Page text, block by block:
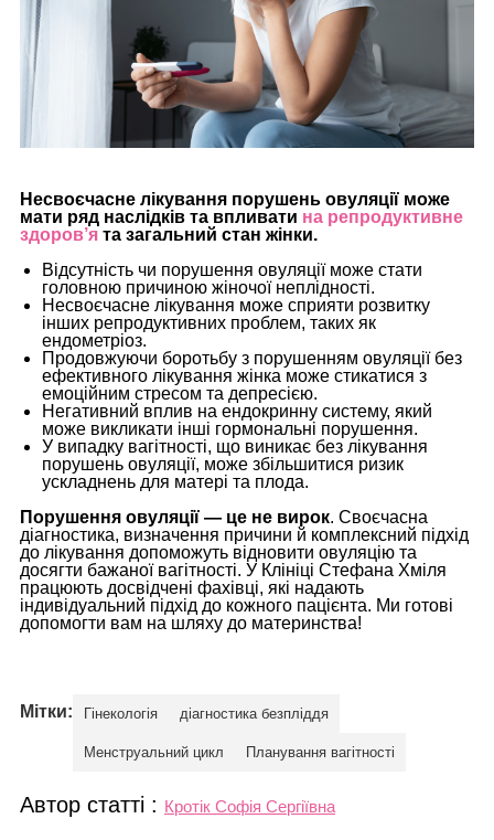
Несвоєчасне лікування порушень овуляції може
мати ряд наслідків та впливати на репродуктивне
здоров’я та загальний стан жінки.
Відсутність чи порушення овуляції може стати
головною причиною жіночої неплідності.
Несвоєчасне лікування може сприяти розвитку
інших репродуктивних проблем, таких як
ендометріоз.
Продовжуючи боротьбу з порушенням овуляції без
ефективного лікування жінка може стикатися з
емоційним стресом та депресією.
Негативний вплив на ендокринну систему, який
може викликати інші гормональні порушення.
У випадку вагітності, що виникає без лікування
порушень овуляції, може збільшитися ризик
ускладнень для матері та плода.
Порушення овуляції — це не вирок. Своєчасна
діагностика, визначення причини й комплексний підхід
до лікування допоможуть відновити овуляцію та
досягти бажаної вагітності. У Клініці Стефана Хміля
працюють досвідчені фахівці, які надають
індивідуальний підхід до кожного пацієнта. Ми готові
допомогти вам на шляху до материнства!
Мітки: Гінекологія діагностика безпліддя
Менструальний цикл Планування вагітності
Автор статті : Кротік Софія Сергіївна